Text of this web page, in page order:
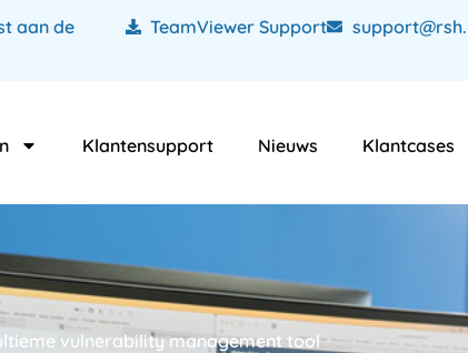
aan de
TeamViewer Support
Klantensupport Nieuws Klantcases
vulnerability management tool